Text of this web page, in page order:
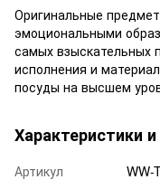
Оригинальные
эмоциональными
самых взыскательных
исполнения и
посуды на высшем
Характеристики
Артикул
WW-